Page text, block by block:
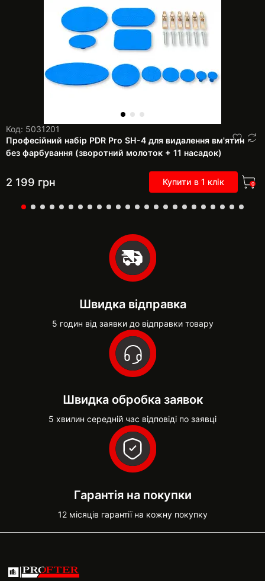
Код: 5031201
Професійний набір PDR Pro SH-4 для видалення вм'ятин
без фарбування (зворотний молоток + 11 насадок)
2 199 грн Купити в 1 клік 0
Швидка відправка
5 годин від заявки до відправки товару
Швидка обробка заявок
5 хвилин середній час відповіді по заявці
Гарантія на покупки
12 місяців гарантії на кожну покупку